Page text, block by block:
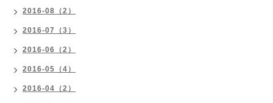
2016-08（2）
2016-07（3）
2016-06（2）
2016-05（4）
2016-04（2）